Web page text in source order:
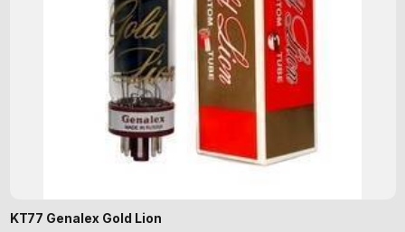
KT77 Genalex Gold Lion